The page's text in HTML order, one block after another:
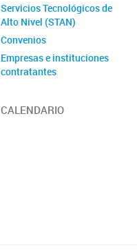
Servicios Tecnológicos de
Alto Nivel (STAN)
Convenios
Empresas e instituciones
contratantes
CALENDARIO